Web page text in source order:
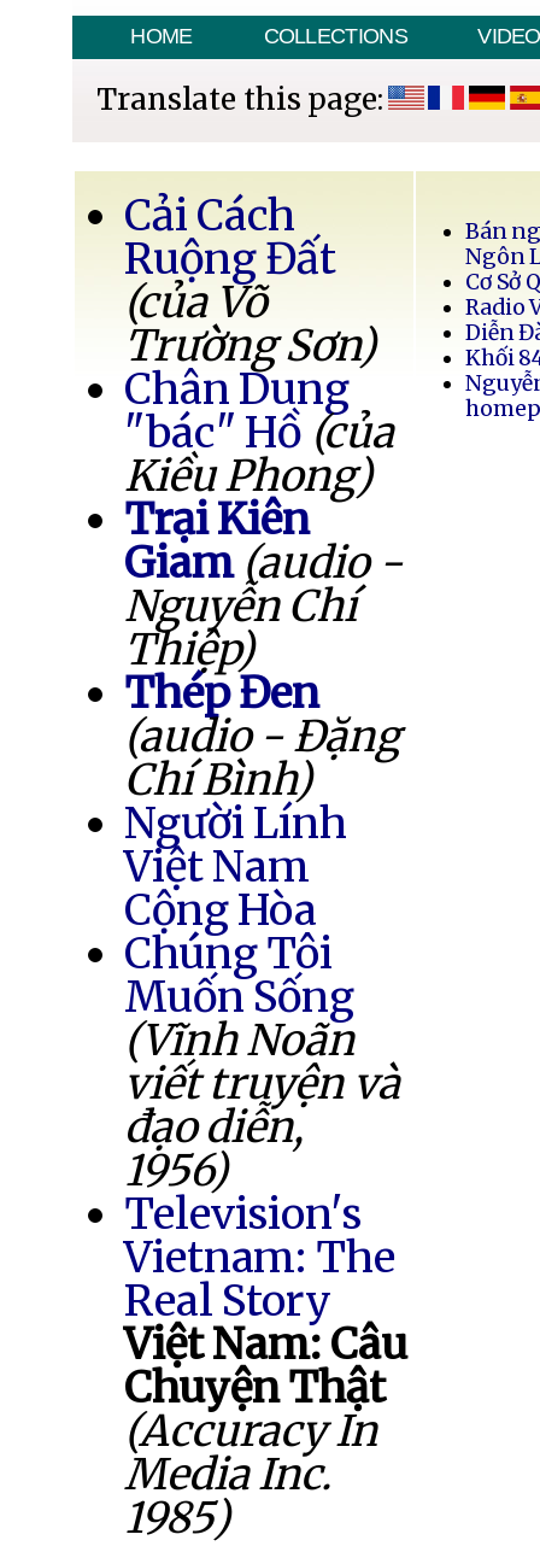
HOME COLLECTIONS VIDEO
Translate this page:
Cải Cách
Ruộng Đất
(của Võ
Trường Sơn)
Chân Dung
"bác" Hồ (của
Kiều Phong)
Trại Kiên
Giam (audio -
Nguyễn Chí
Thiệp)
Thép Đen
(audio - Đặng
Chí Bình)
Người Lính
Việt Nam
Cộng Hòa
Chúng Tôi
Muốn Sống
(Vĩnh Noãn
viết truyện và
đạo diễn,
1956)
Television's
Vietnam: The
Real Story
Việt Nam: Câu
Chuyện Thật
(Accuracy In
Media Inc.
1985)
Bán
Ngôn
Cơ Sở
Radio
Diễn
Khối